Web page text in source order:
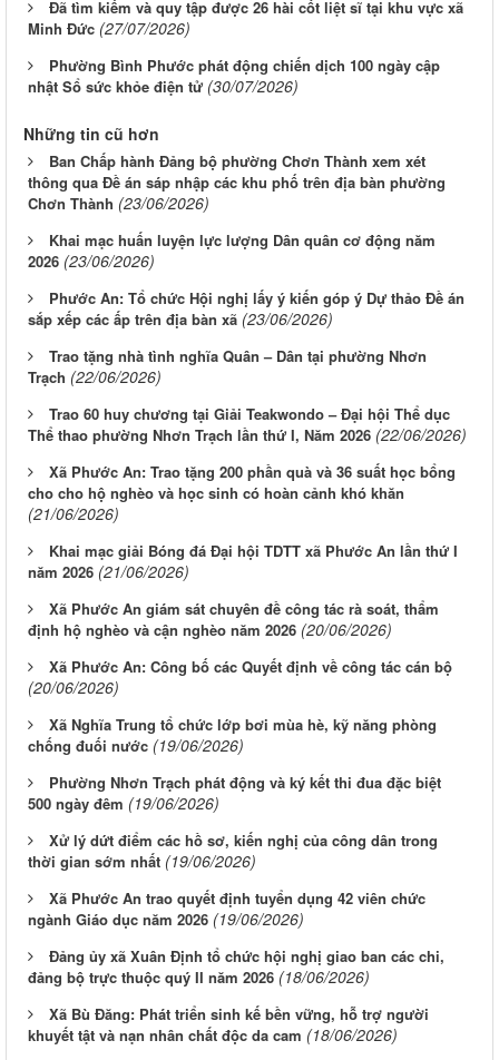
Đã tìm kiếm và quy tập được 26 hài cốt liệt sĩ tại khu vực xã
Minh Đức (27/07/2026)
Phường Bình Phước phát động chiến dịch 100 ngày cập
nhật Sổ sức khỏe điện tử (30/07/2026)
Những tin cũ hơn
Ban Chấp hành Đảng bộ phường Chơn Thành xem xét
thông qua Đề án sáp nhập các khu phố trên địa bàn phường
Chơn Thành (23/06/2026)
Khai mạc huấn luyện lực lượng Dân quân cơ động năm
2026 (23/06/2026)
Phước An: Tổ chức Hội nghị lấy ý kiến góp ý Dự thảo Đề án
sắp xếp các ấp trên địa bàn xã (23/06/2026)
Trao tặng nhà tình nghĩa Quân – Dân tại phường Nhơn
Trạch (22/06/2026)
Trao 60 huy chương tại Giải Teakwondo – Đại hội Thể dục
Thể thao phường Nhơn Trạch lần thứ I, Năm 2026 (22/06/2026)
Xã Phước An: Trao tặng 200 phần quà và 36 suất học bổng
cho cho hộ nghèo và học sinh có hoàn cảnh khó khăn
(21/06/2026)
Khai mạc giải Bóng đá Đại hội TDTT xã Phước An lần thứ I
năm 2026 (21/06/2026)
Xã Phước An giám sát chuyên đề công tác rà soát, thẩm
định hộ nghèo và cận nghèo năm 2026 (20/06/2026)
Xã Phước An: Công bố các Quyết định về công tác cán bộ
(20/06/2026)
Xã Nghĩa Trung tổ chức lớp bơi mùa hè, kỹ năng phòng
chống đuối nước (19/06/2026)
Phường Nhơn Trạch phát động và ký kết thi đua đặc biệt
500 ngày đêm (19/06/2026)
Xử lý dứt điểm các hồ sơ, kiến nghị của công dân trong
thời gian sớm nhất (19/06/2026)
Xã Phước An trao quyết định tuyển dụng 42 viên chức
ngành Giáo dục năm 2026 (19/06/2026)
Đảng ủy xã Xuân Định tổ chức hội nghị giao ban các chi,
đảng bộ trực thuộc quý II năm 2026 (18/06/2026)
Xã Bù Đăng: Phát triển sinh kế bền vững, hỗ trợ người
khuyết tật và nạn nhân chất độc da cam (18/06/2026)